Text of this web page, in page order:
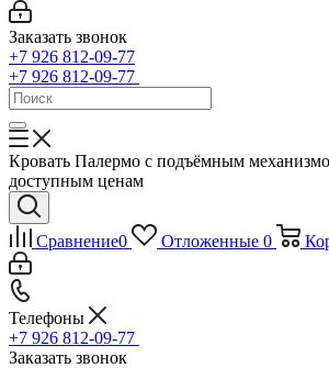
Заказать звонок
+7 926 812-09-77
+7 926 812-09-77
Кровать Палермо с подъёмным
доступным ценам
Сравнение0 Отложенные 0
Телефоны
+7 926 812-09-77
Заказать звонок